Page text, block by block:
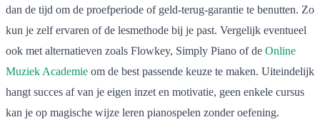
dan de tijd om de proefperiode of geld-terug-garantie te benutten. Zo
kun je zelf ervaren of de lesmethode bij je past. Vergelijk eventueel
ook met alternatieven zoals Flowkey, Simply Piano of de Online
Muziek Academie om de best passende keuze te maken. Uiteindelijk
hangt succes af van je eigen inzet en motivatie, geen enkele cursus
kan je op magische wijze leren pianospelen zonder oefening.